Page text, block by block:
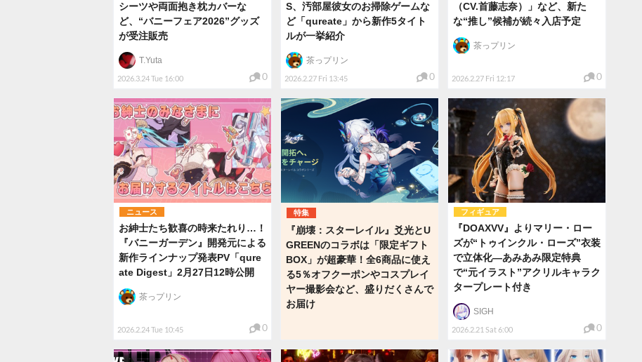
シーツや両面抱き枕カバーな
ど、“バニーフェア2026”グッズ
が受注販売
2026.3.24 Tue 16:00
T.Yuta
0
S、汚部屋彼女のお掃除ゲームな
ど「qureate」から新作5タイト
ルが一挙紹介
2026.2.27 Fri 13:45
茶っプリン
0
（CV.首藤志奈）」など、新た
な“推し”候補が続々入店予定
2026.2.27 Fri 12:17
茶っプリン
0
ニュース
お紳士たち歓喜の時来たれり…！
『バニーガーデン』開発元による
新作ラインナップ発表PV「qure
ate Digest」2月27日12時公開
2026.2.24 Tue 10:45
茶っプリン
0
特集
『崩壊：スターレイル』爻光とU
GREENのコラボは「限定ギフト
BOX」が超豪華！全6商品に使え
る5％オフクーポンやコスプレイ
ヤー撮影会など、盛りだくさんで
お届け
フィギュア
『DOAXVV』よりマリー・ロー
ズが“トゥインクル・ローズ”衣装
で立体化―あみあみ限定特典
で“元イラスト”アクリルキャラク
タープレート付き
2026.2.21 Sat 6:00
SIGH
0